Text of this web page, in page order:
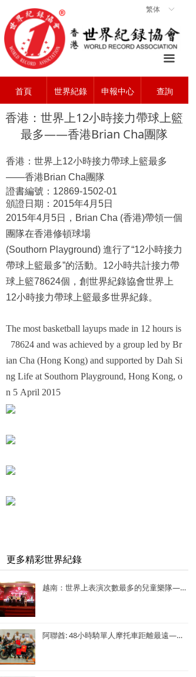
首頁 世界紀錄 申報中心 查詢
ꀅ
繁体
끀
ꀇ 首頁
ꄃ 關於協會
ꁡ 世界紀錄
ꄠ 查詢中心
ꂐ 申報中心
聯系我們
香港：世界上12小時接力帶球上籃
最多——香港Brian Cha團隊
香港：世界上12小時接力帶球上籃最多
——香港Brian Cha團隊
證書編號： 12869-1502-01
頒證日期： 2015年4月 5日
2015年4月 5日， Brian Cha (香港)帶領一個
團隊在香港修頓球場
(Southorn Playground) 進行了“12小時接力
帶球上籃最多”的活動。 12小時共計接力帶
球上籃78624個，創世界紀錄協會世界上
12小時接力帶球上籃最多世界紀錄。
The most basketball layups made in 12 hours is
78624 and was achieved by a group led by Br
ian Cha (Hong Kong) and supported by Dah Si
ng Life at Southorn Playground, Hong Kong, o
n 5 April 2015
越南：世界上表演次數最多的兒童樂隊——Vo Thanh Trang School Marching Band
阿聯酋: 48小時騎單人摩托車距離最遠—— Lotfi Hamrouni
更多精彩世界紀錄